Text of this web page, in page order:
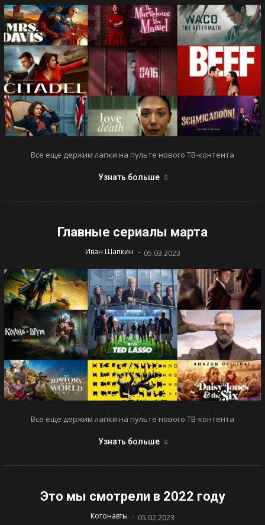
Все еще держим лапки на пульте нового ТВ-контента
Узнать больше
Главные сериалы марта
Иван Шапкин - 05.03.2023
Все еще держим лапки на пульте нового ТВ-контента
Узнать больше
Это мы смотрели в 2022 году
Котонавты - 05.02.2023